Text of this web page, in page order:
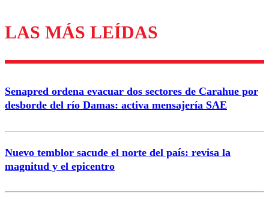
Los comentarios son moderados para garantizar un
diálogo respetuoso.
Correo
LAS MÁS LEÍDAS
Senapred ordena evacuar dos sectores de Carahue por
desborde del río Damas: activa mensajería SAE
Nuevo temblor sacude el norte del país: revisa la
magnitud y el epicentro